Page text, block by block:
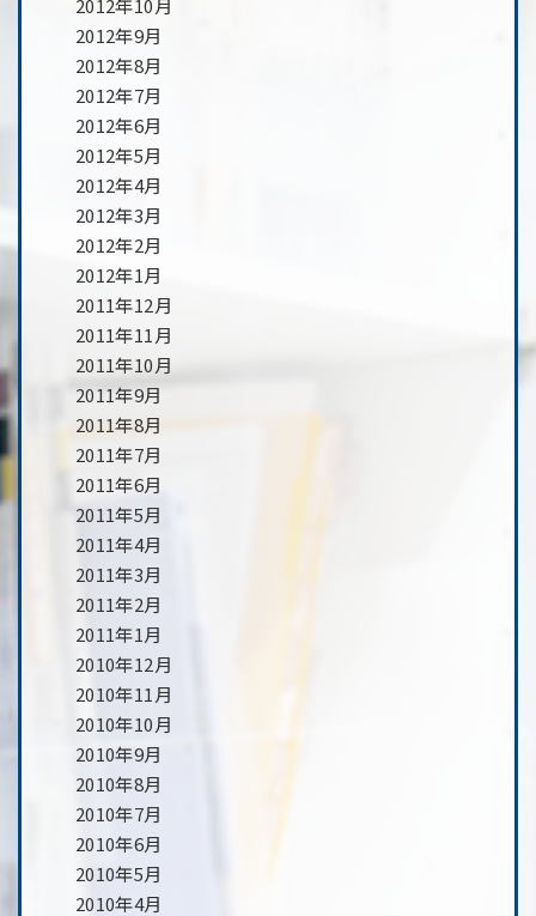
2012年10月
2012年9月
2012年8月
2012年7月
2012年6月
2012年5月
2012年4月
2012年3月
2012年2月
2012年1月
2011年12月
2011年11月
2011年10月
2011年9月
2011年8月
2011年7月
2011年6月
2011年5月
2011年4月
2011年3月
2011年2月
2011年1月
2010年12月
2010年11月
2010年10月
2010年9月
2010年8月
2010年7月
2010年6月
2010年5月
2010年4月